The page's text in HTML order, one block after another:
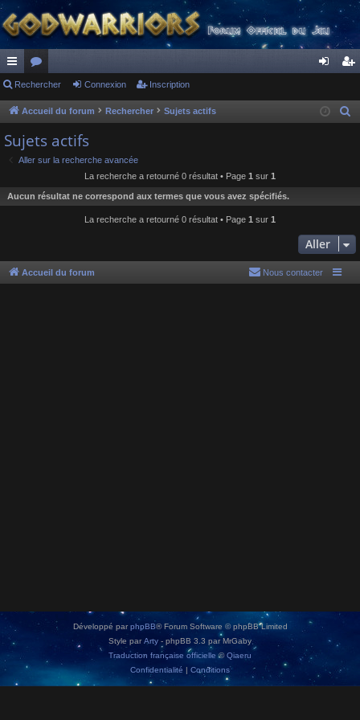
ac
co
ur
ci
or
u
s
ne cri
Rechercher Connexion Inscription
Accueil du forum Rechercher Sujets actifs
h
e
Sujets actifs
Aller sur la recherche avancée
La recherche a retourné 0 résultat • Page 1 sur 1
Aucun résultat ne correspond aux termes que vous avez spécifiés.
La recherche a retourné 0 résultat • Page 1 sur 1
Aller
Accueil du forum Nous contacter
Développé par phpBB® Forum Software © phpBB Limited
Style parArty - phpBB 3.3 par MrGaby
Traduction française officielle ©Qiaeru
Confidentialité | Conditions